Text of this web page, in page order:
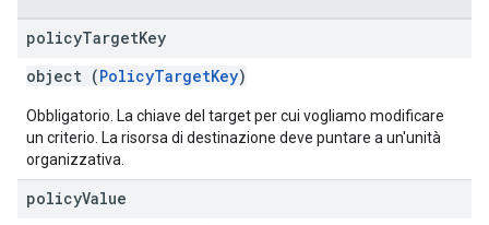
policyTargetKey
object (PolicyTargetKey)
Obbligatorio. La chiave del target per cui vogliamo modificare
un criterio. La risorsa di destinazione deve puntare a un'unità
organizzativa.
policyValue